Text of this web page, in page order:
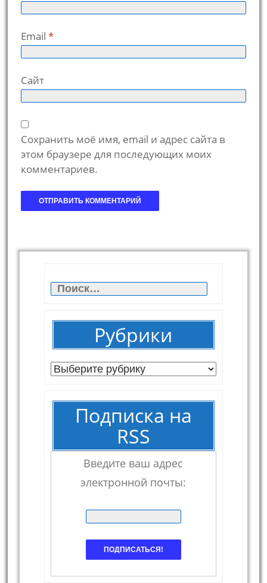
Email *
Сайт
Сохранить моё имя, email и адрес сайта в
этом браузере для последующих моих
комментариев.
Найти:
Рубрики
Рубрики
Подписка на
RSS
Введите ваш адрес
электронной почты: